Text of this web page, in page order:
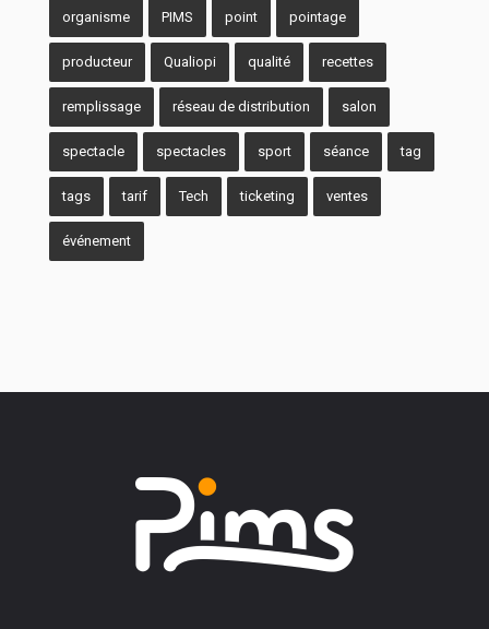
organisme PIMS point pointage
producteur Qualiopi qualité recettes
remplissage réseau de distribution salon
spectacle spectacles sport séance tag
tags tarif Tech ticketing ventes
événement